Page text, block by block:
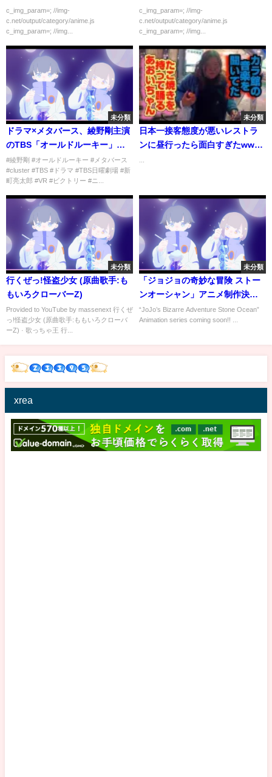
c_img_param=; //img-
c.net/output/category/anime.js
c_img_param=; //img...
c_img_param=; //img-
c.net/output/category/anime.js
c_img_param=; //img...
未分類
ドラマ×メタバース、綾野剛主演
のTBS「オールドルーキー」の
世界をcluster上に再現(2022年7
月15日)
#綾野剛 #オールドルーキー #メタバース
#cluster #TBS #ドラマ #TBS日曜劇場 #新
町亮太郎 #VR #ビクトリー #ニ...
未分類
日本一接客態度が悪いレストラ
ンに昼行ったら面白すぎたwww
未分類
行くぜっ!怪盗少女 (原曲歌手:も
もいろクローバーZ)
Provided to YouTube by massenext 行くぜ
っ!怪盗少女 (原曲歌手:ももいろクローバ
ーZ) · 歌っちゃ王 行...
未分類
「ジョジョの奇妙な冒険 ストー
ンオーシャン」アニメ制作決定
PV
“JoJo’s Bizarre Adventure Stone Ocean”
Animation series coming soon!! ...
xrea